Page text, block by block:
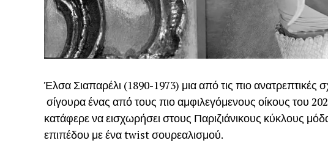
Έλσα Σιαπαρέλι (1890-1973) μια από τις πιο ανατρεπτικές
σίγουρα ένας από τους πιο αμφιλεγόμενους οίκους του
κατάφερε να εισχωρήσει στους Παριζιάνικους κύκλους
επιπέδου με ένα twist σουρεαλισμού.